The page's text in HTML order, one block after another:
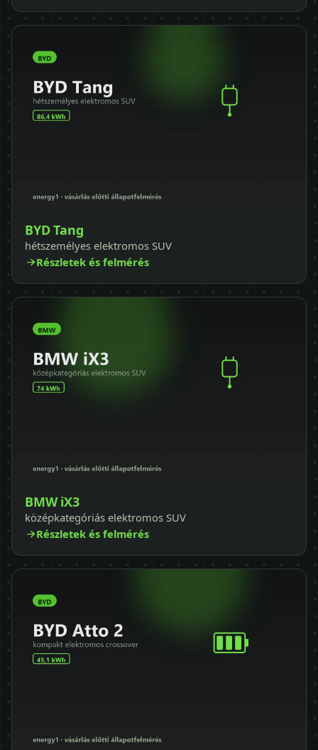
BYD Tang
hétszemélyes elektromos SUV
Részletek és felmérés
BMW iX3
középkategóriás elektromos SUV
Részletek és felmérés